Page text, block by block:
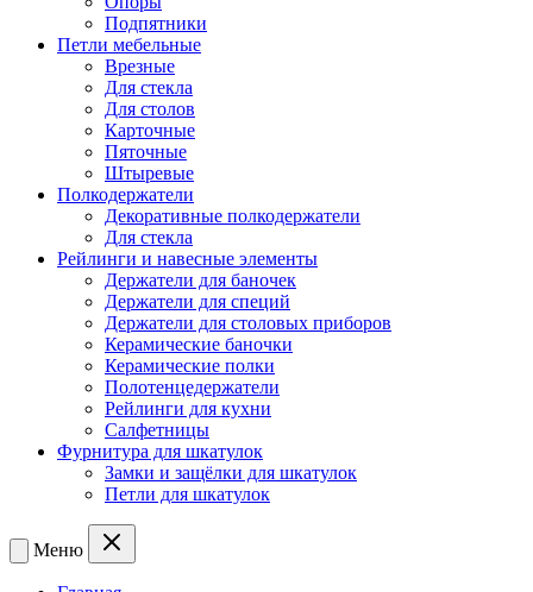
Подпятники
Петли мебельные
Врезные
Для стекла
Для столов
Карточные
Пяточные
Штыревые
Полкодержатели
Декоративные полкодержатели
Для стекла
Рейлинги и навесные элементы
Держатели для баночек
Держатели для специй
Держатели для столовых приборов
Керамические баночки
Керамические полки
Полотенцедержатели
Рейлинги для кухни
Салфетницы
Фурнитура для шкатулок
Замки и защёлки для шкатулок
Петли для шкатулок
Меню